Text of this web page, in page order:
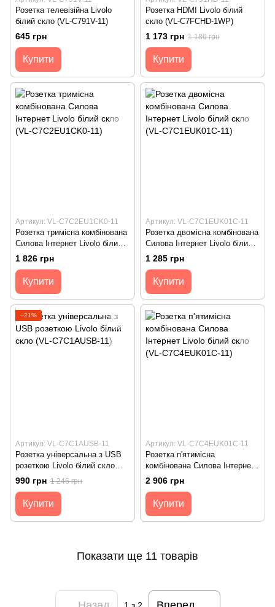
Розетка телевізійна Livolo
білий скло (VL-C791V-11)
645 грн
Купити
Розетка HDMI Livolo білий
скло (VL-C7FCHD-1WP)
1 173 грн 1 186 грн
Купити
Артикул: VL-C7C2EU1CK0-11
Розетка тримісна комбінована
Силова Інтернет Livolo білий
скло (VL-C7C2EU1CK0-11)
1 826 грн
Купити
Артикул: VL-C7C1EUK01C-11
Розетка двомісна комбінована
Силова Інтернет Livolo білий
скло (VL-C7C1EUK01C-11)
1 285 грн
Купити
−21%
Артикул: VL-C7C1AUSB-11
Розетка універсальна з USB
розеткою Livolo білий скло
(VL-C7C1AUSB-11)
990 грн 1 246 грн
Купити
Артикул: VL-C7C4EUK01C-11
Розетка п'ятимісна
комбінована Силова Інтернет
Livolo білий скло (VL-
C7C4EUK01C-11)
2 906 грн
Купити
Показати ще 11 товарів